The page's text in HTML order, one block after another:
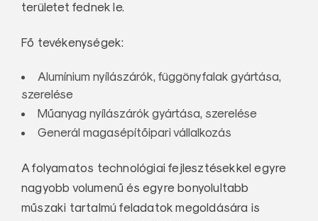
területet fednek le.
Fő tevékenységek:
Alumínium nyílászárók, függönyfalak gyártása,
szerelése
Műanyag nyílászárók gyártása, szerelése
Generál magasépítőipari vállalkozás
A folyamatos technológiai fejlesztésekkel egyre
nagyobb volumenű és egyre bonyolultabb
műszaki tartalmú feladatok megoldására is